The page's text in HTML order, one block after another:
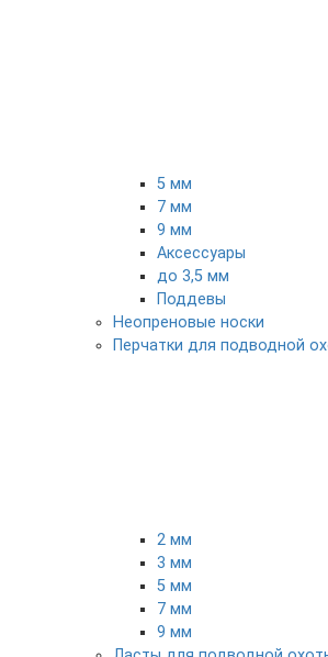
5 мм
7 мм
9 мм
Аксессуары
до 3,5 мм
Поддевы
Неопреновые носки
Перчатки для подводной
2 мм
3 мм
5 мм
7 мм
9 мм